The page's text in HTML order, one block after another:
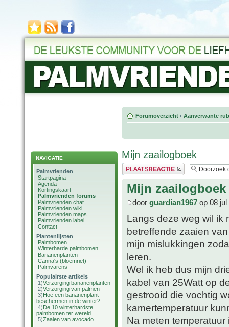
NAVIGATIE
Palmvrienden
Startpagina
Agenda
Kortingskaart
Palmvrienden forums
Palmvrienden chat
Palmvrienden wiki
Palmvrienden maps
Palmvrienden label
Contact
Plantenlijsten
Palmbomen
Winterharde palmbomen
Bananenplanten
Canna's (bloemriet)
Palmvarens
Populairste artikels
1)Verzorging bananenplanten
2)Verzorging van palmen
3)Hoe een bananenplant
beschermen in de winter?
4)De 10 winterhardste
palmbomen ter wereld
5)Zaaien van avocado
Forumoverzicht ‹ Aanverwante
Mijn zaailogboek
Plaats een reactie
Mijn zaailogboek
door guardian1967 op 08 jul
Langs deze weg wil ik
betreffende zaaien
mijn mislukkingen
leren.
Wel ik heb dus mijn
kabel van 25Watt op
gestrooid die vochtig
kamertemperatuur
Na meten